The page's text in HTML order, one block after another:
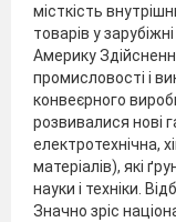
місткість
товарів у
Америку
промисловості і
конвеєрного
розвивалися нові
електротехнічна,
матеріалів), які
науки і техніки.
Значно зріс